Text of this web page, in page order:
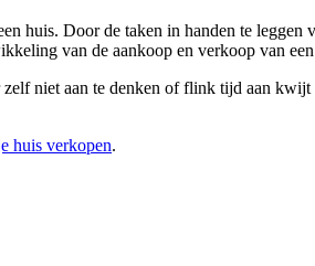
huis. Door de taken in handen te leggen
van de aankoop en verkoop van
niet aan te denken of flink tijd aan
huis verkopen.